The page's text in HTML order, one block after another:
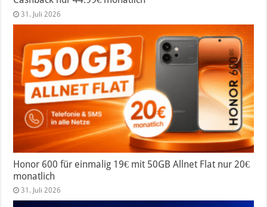
31. Juli 2026
Honor 600 für einmalig 19€ mit 50GB Allnet Flat nur 20€
monatlich
31. Juli 2026